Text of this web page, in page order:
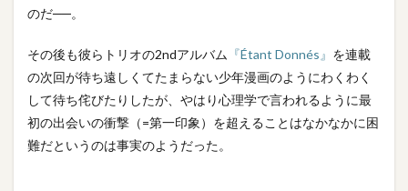
のだ──。
その後も彼らトリオの2ndアルバム 『Étant Donnés』 を連載
の次回が待ち遠しくてたまらない少年漫画のようにわくわく
して待ち侘びたりしたが、やはり心理学で言われるように最
初の出会いの衝撃（=第一印象）を超えることはなかなかに困
難だというのは事実のようだった。